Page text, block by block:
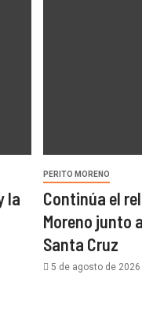
la
PERITO MORENO
Continúa el
Moreno junto
Santa Cruz
5 de agosto de 2026